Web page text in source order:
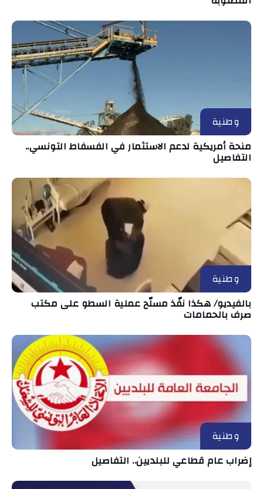
وطنية
منحة أمريكية لدعم الاستثمار في الفسفاط التونسي..
التفاصيل
وطنية
بالفيديو/ هكذا نفّذ مسلّح عملية السطو على مكتب
صرف بالحمامات
وطنية
إضراب عام قطاعي للبلديين.. التفاصيل